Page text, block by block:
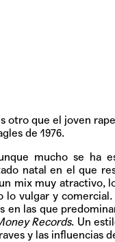
otro que el joven
de 1976.
mucho se ha
natal en el que
mix muy atractivo,
vulgar y
en las que
Records. Un
y las influencias